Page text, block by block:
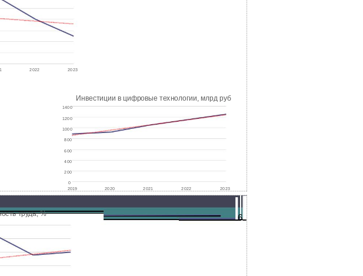
2022 2023
Инвестиции в цифровые технологии, млрд руб
1400
1200
1000
800
600
400
200
0
2020
2021 2022 2023
2019
труда, % 6